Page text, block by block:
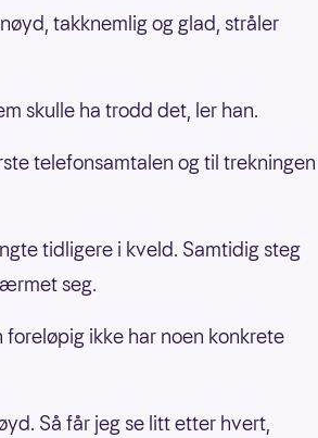
takknemlig og glad, stråler
skulle ha trodd det, ler han.
telefonsamtalen og til trekningen
tidligere i kveld. Samtidig steg
seg.
ikke har noen konkrete
Så får jeg se litt etter hvert,